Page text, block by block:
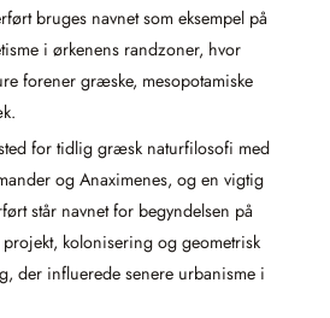
bruges navnet som eksempel på
i ørkenens randzoner, hvor
forener græske, mesopotamiske
for tidlig græsk naturfilosofi med
og Anaximenes, og en vigtig
står navnet for begyndelsen på
projekt, kolonisering og geometrisk
der influerede senere urbanisme i